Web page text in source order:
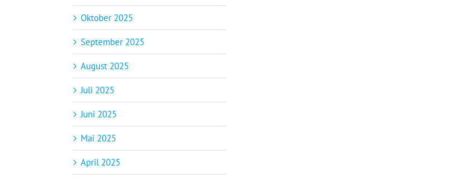
Oktober 2025
September 2025
August 2025
Juli 2025
Juni 2025
Mai 2025
April 2025